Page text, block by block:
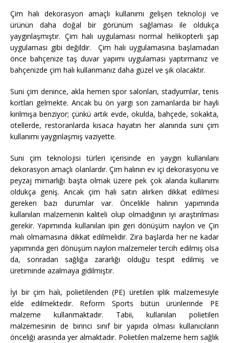
Çim halı dekorasyon amaçlı kullanımı gelişen teknoloji ve
ürünün daha doğal bir görünüm sağlaması ile oldukça
yaygınlaşmıştır. Çim halı uygulaması normal helikopterli şap
uygulaması gibi değildir. Çim halı uygulamasına başlamadan
önce bahçenize taş duvar yapımı uygulaması yaptırmanız ve
bahçenizde çim halı kullanmanız daha güzel ve şık olacaktır.
Suni çim denince, akla hemen spor salonları, stadyumlar, tenis
kortları gelmekte. Ancak bu ön yargı son zamanlarda bir hayli
kırılmışa benziyor; çünkü artık evde, okulda, bahçede, sokakta,
otellerde, restoranlarda kısaca hayatın her alanında suni çim
kullanımı yaygınlaşmış vaziyette.
Suni çim teknolojisi türleri içerisinde en yaygın kullanılanı
dekorasyon amaçlı olanlardır. Çim halının ev içi dekorasyonu ve
peyzaj mimarlığı başta olmak üzere pek çok alanda kullanımı
oldukça geniş. Ancak çim halı satın alırken dikkat edilmesi
gereken bazı durumlar var. Öncelikle halının yapımında
kullanılan malzemenin kaliteli olup olmadığının iyi araştırılması
gerekir. Yapımında kullanılan ipin geri dönüşüm naylon ve Çin
malı olmamasına dikkat edilmelidir. Zira başlarda her ne kadar
yapımında geri dönüşüm naylon malzemeler tercih edilmiş olsa
da, sonradan sağlığa zararlığı olduğu tespit edilmiş ve
üretiminde azalmaya gidilmiştir.
İyi bir çim halı, polietilenden (PE) üretilen iplik malzemesiyle
elde edilmektedir. Reform Sports bütün ürünlerinde PE
malzeme kullanmaktadır. Tabii, kullanılan polietilen
malzemesinin de birinci sınıf bir yapıda olması kullanıcıların
önceliği arasında yer almaktadır. Polietilen malzeme hem sağlık